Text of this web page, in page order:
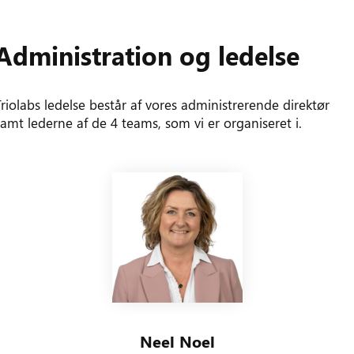
og ledelse
ledelse består af vores administrerende direktør
lederne af de 4 teams, som vi er organiseret i.
Neel Noel